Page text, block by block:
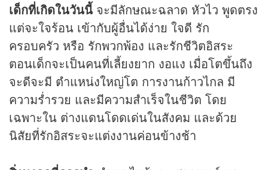
เด็กที่เกิดในวันนี้ จะมีลักษณะฉลาด หัวไว พูดตรง
แต่จะใจร้อน เข้ากับผู้อื่นได้ง่าย ใจดี รัก
ครอบครัว หรือ รักพวกพ้อง และรักชีวิตอิสระ
ตอนเด็กจะเป็นคนที่เลี้ยงยาก งอแง เมื่อโตขึ้นถึง
จะดีจะมี ตำแหน่งใหญ่โต การงานก้าวไกล มี
ความร่ำรวย และมีความสำเร็จในชีวิต โดย
เฉพาะใน ต่างแดนโดดเด่นในสังคม และด้วย
นิสัยที่รักอิสระจะแต่งงานค่อนข้างช้า